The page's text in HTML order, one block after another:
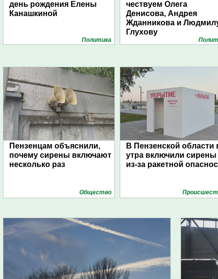
день рождения Елены
Канашкиной
Политика
чествуем Олега
Денисова, Андрея
Жданникова и
Глухову
Пензенцам объяснили,
почему сирены включают
несколько раз
Общество
В Пензенской области
утра включили сирены
из-за ракетной